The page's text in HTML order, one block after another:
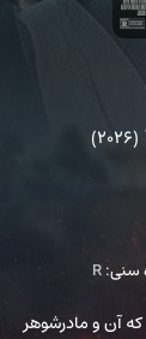
(2026)
سنی:R
آن و مادرشوهر